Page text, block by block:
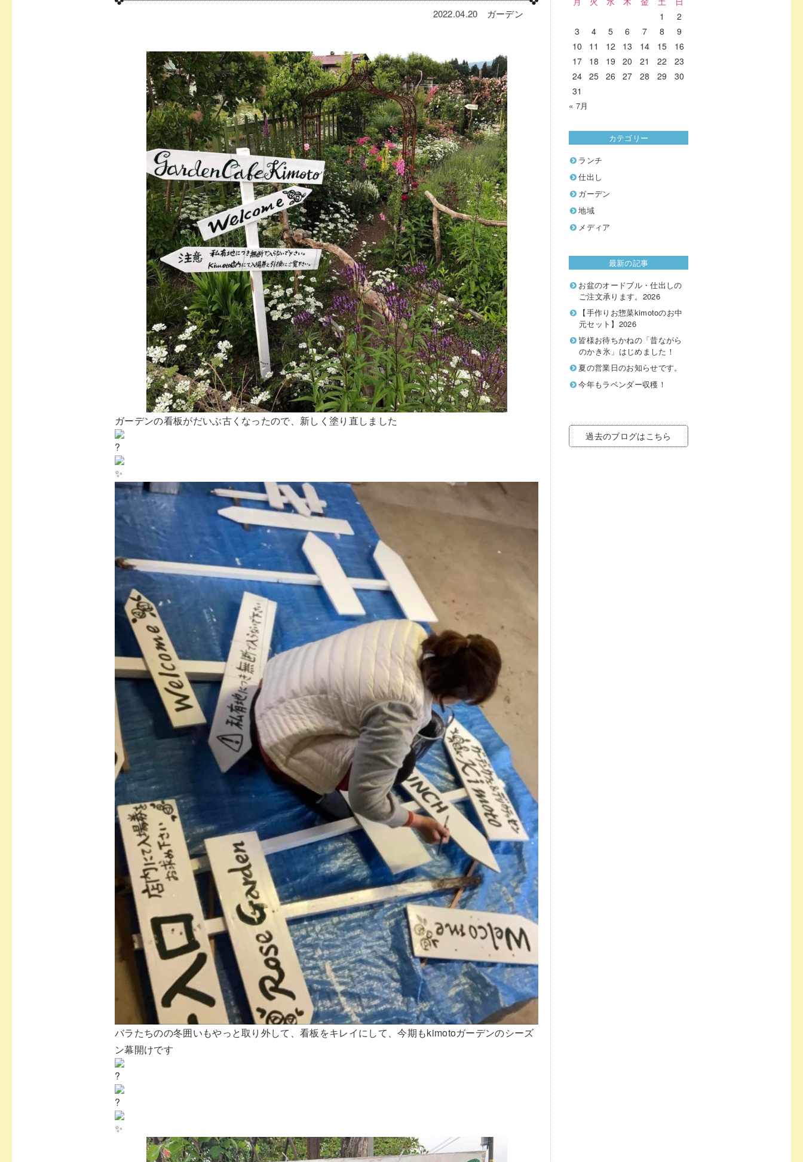
2022.04.20 ガーデン
ガーデンの看板がだいぶ古くなったので、新しく塗り直しました
バラたちのの冬囲いもやっと取り外して、看板をキレイにして、今期もkimotoガーデンのシーズ
ン幕開けです
1
2
3
4 5 6 7 8
9
10
11 12 13 14 15
16
17
18 19 20 21 22
23
24 25 26 27 28 29
30
31
« 7月
カテゴリー
ランチ
仕出し
ガーデン
地域
メディア
最新の記事
お盆のオードブル・仕出しの
ご注文承ります。2026
【手作りお惣菜kimotoのお中
元セット】2026
皆様お待ちかねの「昔ながら
のかき氷」はじめました！
夏の営業日のお知らせです。
今年もラベンダー収穫！
過去のブログはこちら